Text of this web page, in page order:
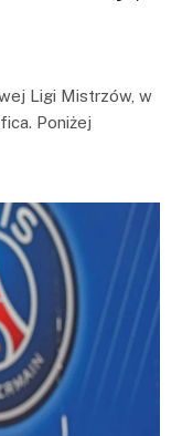
Ligi Mistrzów, w
Poniżej